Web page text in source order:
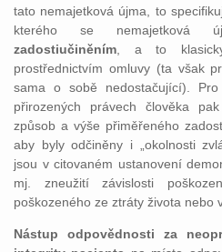
tato nemajetková újma, to
kterého se nemajetková
zadostiučiněním , a to
prostřednictvím omluvy (ta však
sama o sobě nedostačující).
přirozených právech člověka
způsob a výše přiměřeného
aby byly odčiněny i „okolnosti
jsou v citovaném ustanovení
mj. zneužití závislosti
poškozeného ze ztráty života nebo
Nástup odpovědnosti za